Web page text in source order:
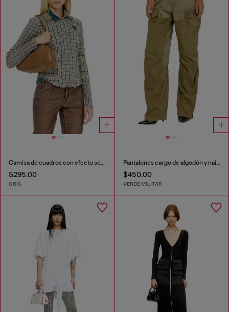
Camisa de cuadros con efecto seersucker
$295.00
GRIS
Pantalones cargo de algodón y nailon
$450.00
VERDE MILITAR